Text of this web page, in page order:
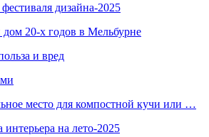
дизайна-2025
20-х годов в Мельбурне
и вред
место для компостной кучи или …
на лето-2025